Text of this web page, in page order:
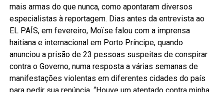
mais armas do que nunca, como apontaram diversos
especialistas à reportagem. Dias antes da entrevista ao
EL PAÍS, em fevereiro, Moïse falou com a imprensa
haitiana e internacional em Porto Príncipe, quando
anunciou a prisão de 23 pessoas suspeitas de conspirar
contra o Governo, numa resposta a várias semanas de
manifestações violentas em diferentes cidades do país
para pedir sua renúncia. “Houve um atentado contra minha